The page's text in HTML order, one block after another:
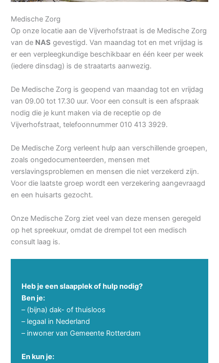
Medische Zorg
Op onze locatie aan de Vijverhofstraat is de Medische Zorg
van de NAS gevestigd. Van maandag tot en met vrijdag is
er een verpleegkundige beschikbaar en één keer per week
(iedere dinsdag) is de straatarts aanwezig.
De Medische Zorg is geopend van maandag tot en vrijdag
van 09.00 tot 17.30 uur. Voor een consult is een afspraak
nodig die je kunt maken via de receptie op de
Vijverhofstraat, telefoonnummer 010 413 3929.
De Medische Zorg verleent hulp aan verschillende groepen,
zoals ongedocumenteerden, mensen met
verslavingsproblemen en mensen die niet verzekerd zijn.
Voor die laatste groep wordt een verzekering aangevraagd
en een huisarts gezocht.
Onze Medische Zorg ziet veel van deze mensen geregeld
op het spreekuur, omdat de drempel tot een medisch
consult laag is.
Heb je een slaapplek of hulp nodig?
Ben je:
– (bijna) dak- of thuisloos
– legaal in Nederland
– inwoner van Gemeente Rotterdam
En kun je: